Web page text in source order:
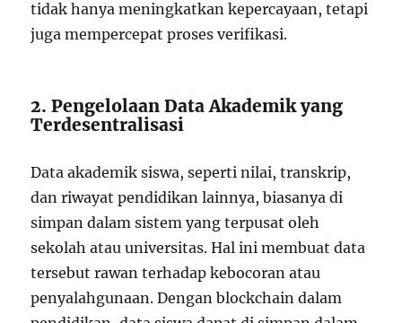
tidak hanya meningkatkan kepercayaan, tetapi
juga mempercepat proses verifikasi.
2. Pengelolaan Data Akademik yang
Terdesentralisasi
Data akademik siswa, seperti nilai, transkrip,
dan riwayat pendidikan lainnya, biasanya di
simpan dalam sistem yang terpusat oleh
sekolah atau universitas. Hal ini membuat data
tersebut rawan terhadap kebocoran atau
penyalahgunaan. Dengan blockchain dalam